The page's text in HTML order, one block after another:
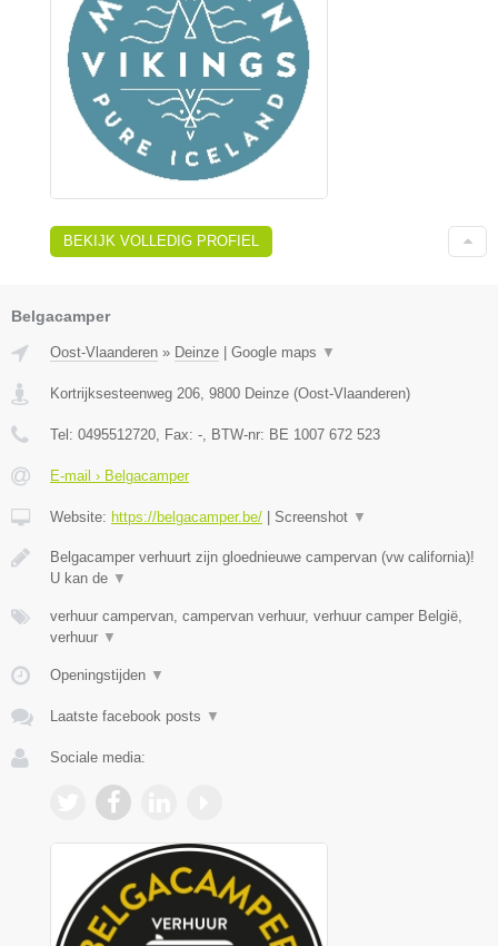
BEKIJK VOLLEDIG PROFIEL
Belgacamper
Oost-Vlaanderen » Deinze Google maps ▼
Kortrijksesteenweg 206, 9800 Deinze (Oost-Vlaanderen)
Tel: 0495512720, Fax: -, BTW-nr: BE 1007 672 523
E-mail › Belgacamper
Website: https://belgacamper.be/ Screenshot ▼
Belgacamper verhuurt zijn gloednieuwe campervan (vw california)!
U kan de ▼
verhuur campervan, campervan verhuur, verhuur camper België,
verhuur ▼
Openingstijden ▼
Laatste facebook posts ▼
Sociale media: